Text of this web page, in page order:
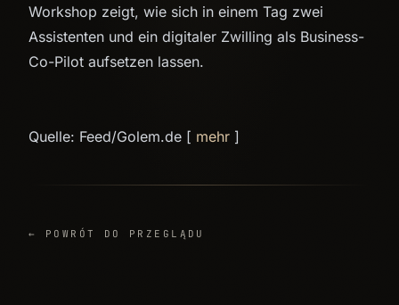
Workshop zeigt, wie sich in einem Tag zwei
Assistenten und ein digitaler Zwilling als Business-
Co-Pilot aufsetzen lassen.
Quelle: Feed/Golem.de [ mehr ]
← POWRÓT DO PRZEGLĄDU